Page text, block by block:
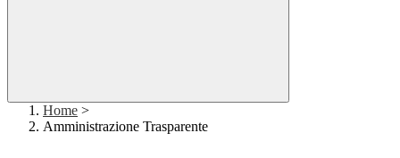
Home >
Amministrazione Trasparente